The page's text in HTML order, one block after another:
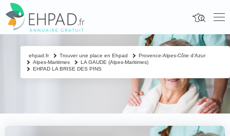
ehpad.fr Trouver une place en Ehpad
Provence-Alpes-Côte d'Azur
Alpes-Maritimes
LA GAUDE (Alpes-Maritimes)
EHPAD LA BRISE DES PINS